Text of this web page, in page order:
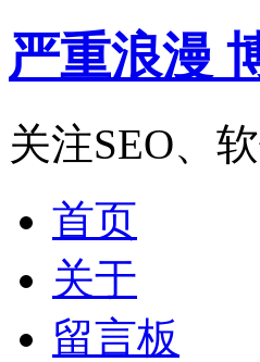
严重浪漫
关注SEO、
首页
关于
留言板